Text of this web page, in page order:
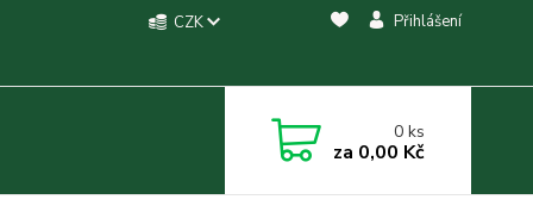
CZK Přihlášení
0ks
za 0,00 Kč